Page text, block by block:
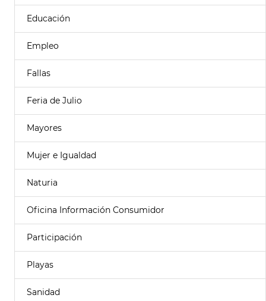
Educación
Empleo
Fallas
Feria de Julio
Mayores
Mujer e Igualdad
Naturia
Oficina Información Consumidor
Participación
Playas
Sanidad